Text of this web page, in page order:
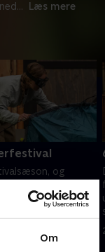
Om
... Læs mere
og
øl, mens de